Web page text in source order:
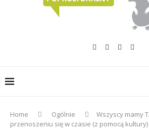
Home Ogólnie
Wszyscy mamy
przenoszeniu się w czasie (z pomocą kultury)